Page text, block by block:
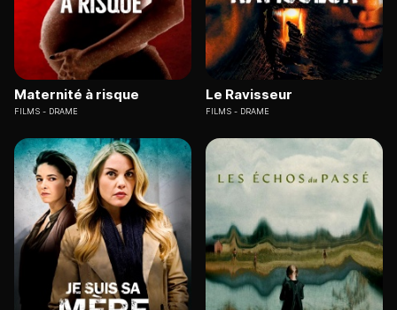
Maternité à risque
FILMS DRAME
Le Ravisseur
FILMS DRAME